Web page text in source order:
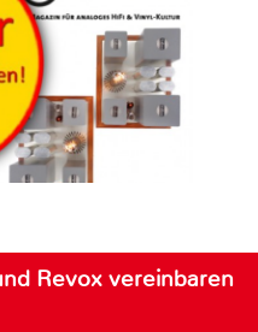
Revox vereinbaren